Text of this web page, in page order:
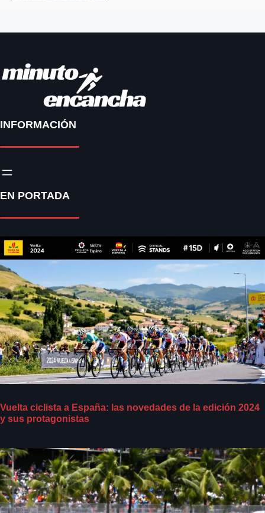
INFORMACIÓN
EN PORTADA
Vuelta ciclista a España: las novedades de la edición 2024
y sus protagonistas